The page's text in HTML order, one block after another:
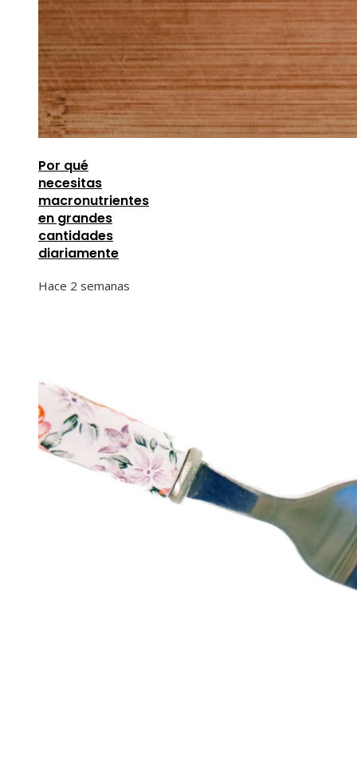
Por qué
necesitas
macronutrientes
en grandes
cantidades
diariamente
Hace 2 semanas